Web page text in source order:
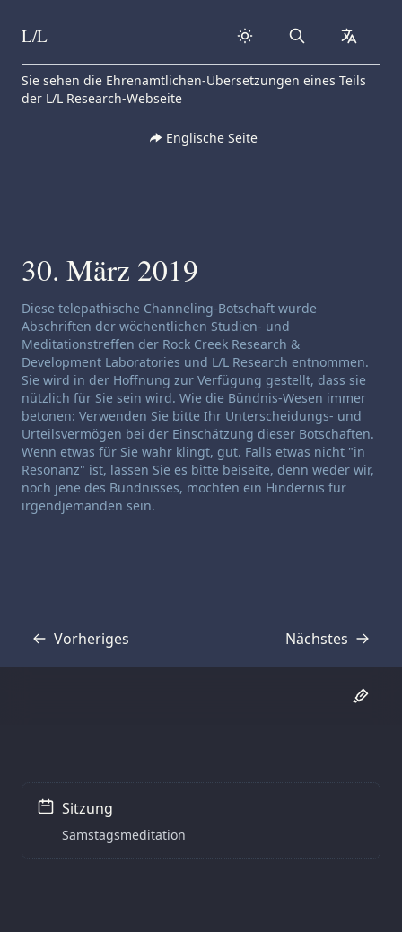
Skip to content
L/L Search
Sie sehen die Ehrenamtlichen-Übersetzungen eines Teils
der L/L Research-Webseite
Englische Seite
30. März 2019
Haftungsausschluss für Channeling:
Diese telepathische Channeling-Botschaft wurde
Abschriften der wöchentlichen Studien- und
Meditationstreffen der Rock Creek Research &
Development Laboratories und L/L Research entnommen.
Sie wird in der Hoffnung zur Verfügung gestellt, dass sie
nützlich für Sie sein wird. Wie die Bündnis-Wesen immer
betonen: Verwenden Sie bitte Ihr Unterscheidungs- und
Urteilsvermögen bei der Einschätzung dieser Botschaften.
Wenn etwas für Sie wahr klingt, gut. Falls etwas nicht "in
Resonanz" ist, lassen Sie es bitte beiseite, denn weder wir,
noch jene des Bündnisses, möchten ein Hindernis für
irgendjemanden sein.
Vorheriges
Transkript Nächstes
Transkript
Sitzung
Samstagsmeditation